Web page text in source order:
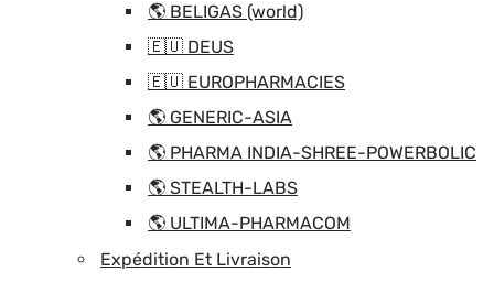
🌎 BELIGAS (world)
🇪🇺 DEUS
🇪🇺 EUROPHARMACIES
🌎 GENERIC-ASIA
🌎 PHARMA INDIA-SHREE-POWERBOLIC
🌎 STEALTH-LABS
🌎 ULTIMA-PHARMACOM
Expédition Et Livraison